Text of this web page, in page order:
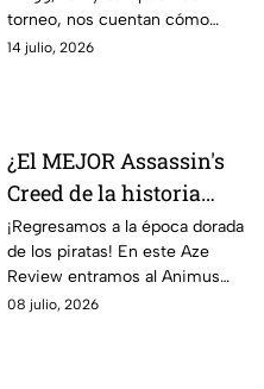
Kingg
torneo, nos cuentan cómo
vivieron el camino hacia el
Latinoamérica.
14 julio, 2026
¿El MEJOR Assassin's
Creed de la historia
regresó? 🏴‍☠️ | Reseña
Black Flag Resynced |
AZE Review
¡Regresamos a la época dorada
de los piratas! En este Aze
Review entramos al Animus
para analizar a fondo
08 julio, 2026